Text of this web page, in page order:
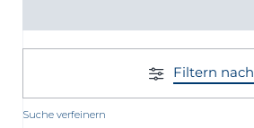
Filtern nach
Suche verfeinern